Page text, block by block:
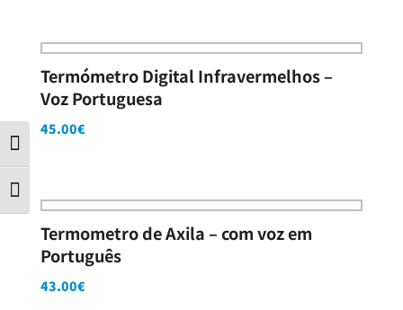
Contraste
Tamanho da letra
Termómetro Digital Infravermelhos –
Voz Portuguesa
45.00€
Termometro de Axila – com voz em
Português
43.00€